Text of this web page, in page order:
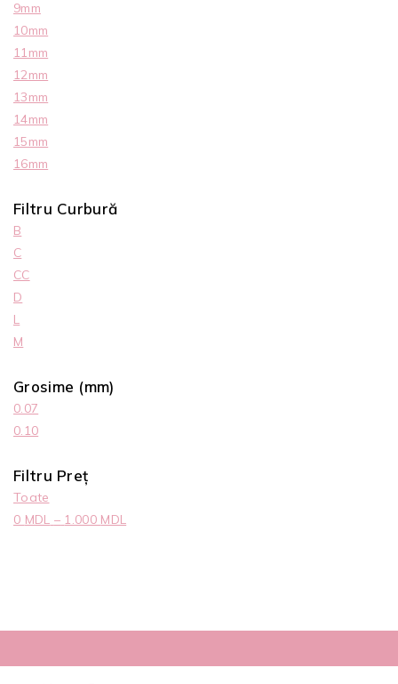
9mm
10mm
11mm
12mm
13mm
14mm
15mm
16mm
Filtru Curbură
B
C
CC
D
L
M
Grosime (mm)
0.07
0.10
Filtru Preț
Toate
0 MDL – 1.000 MDL